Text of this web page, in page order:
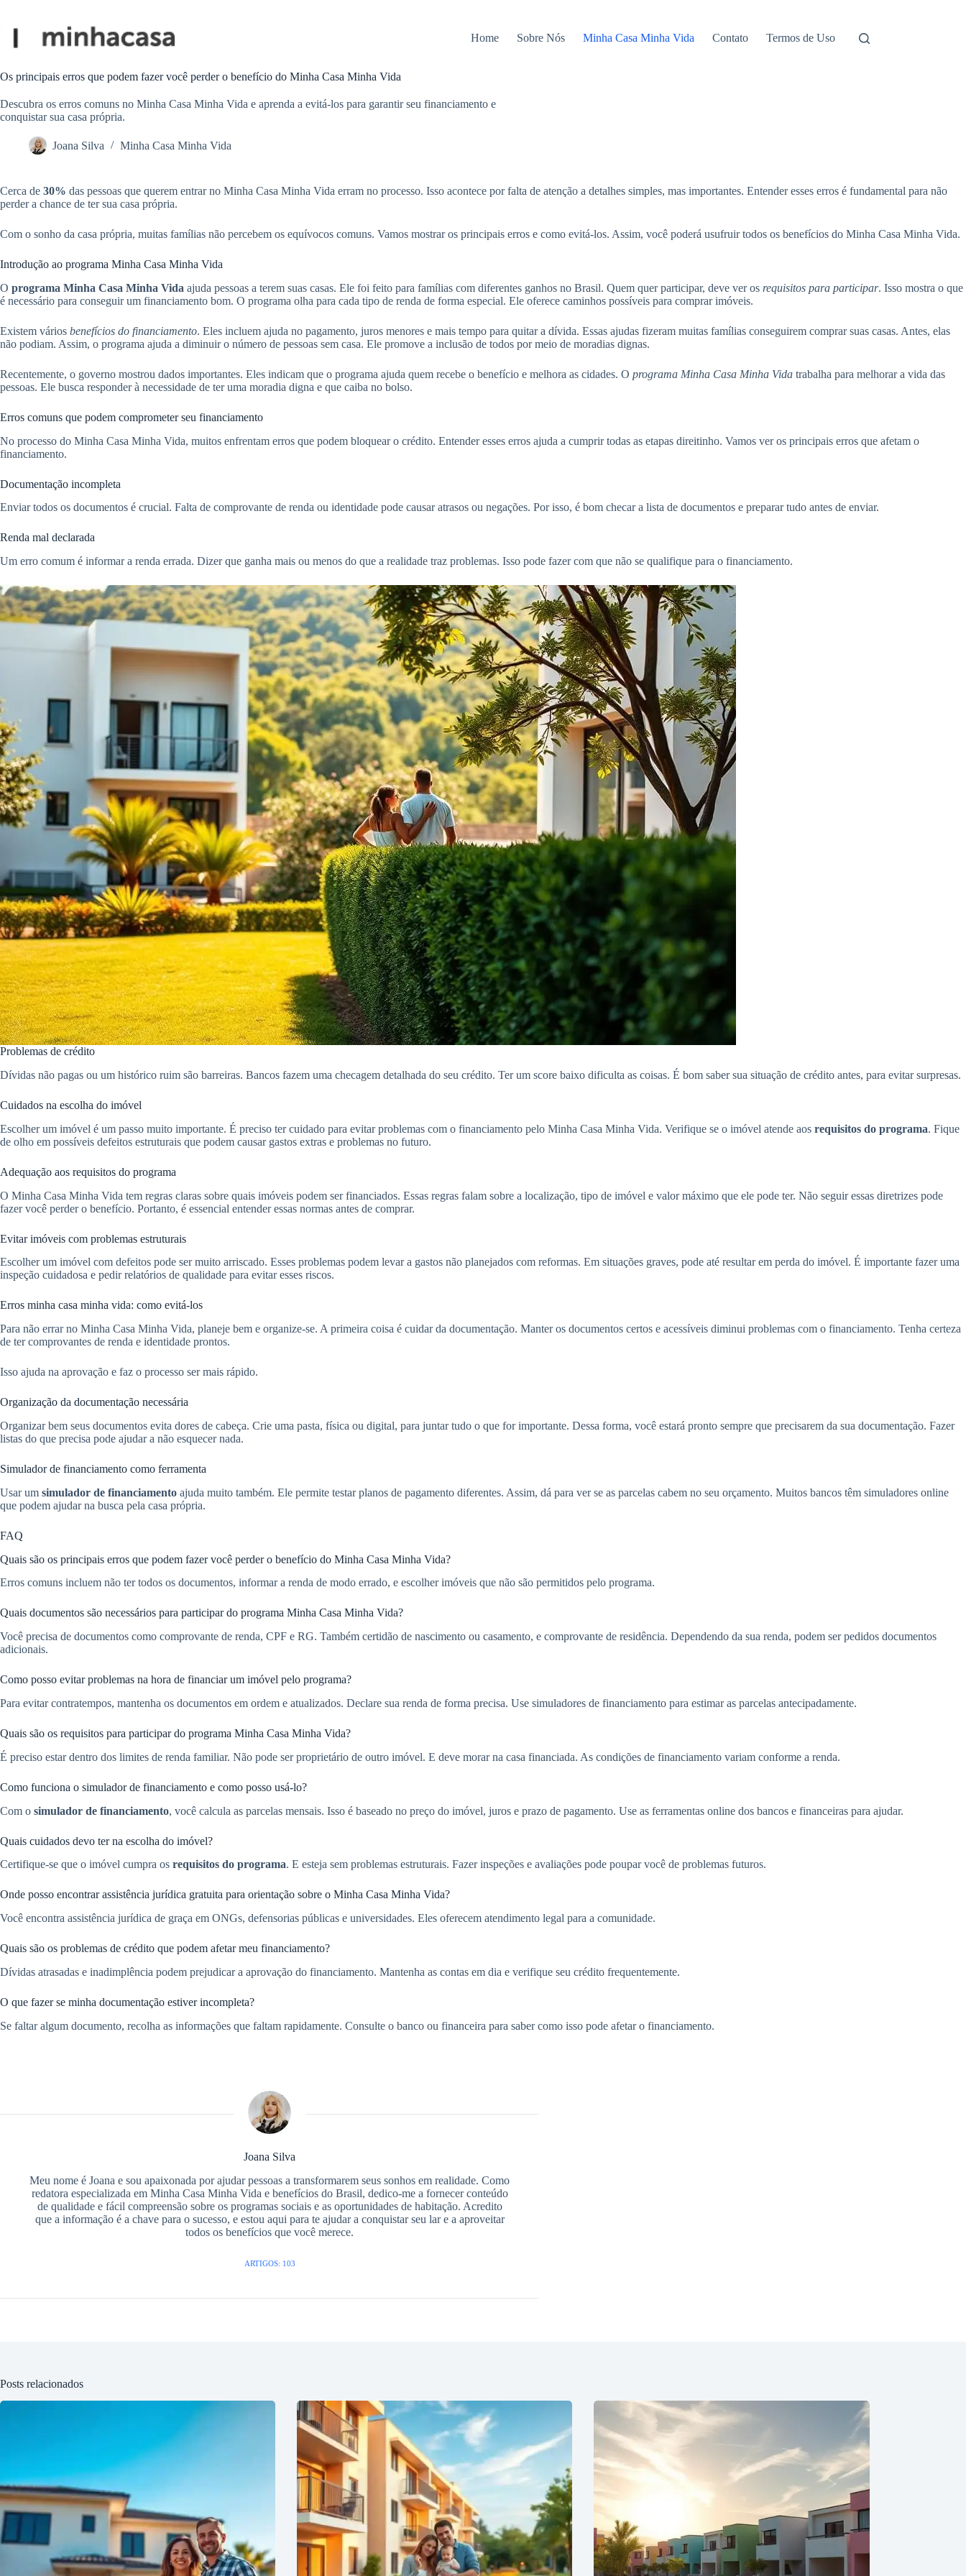
conteúdo
Home Sobre Nós Minha Casa Minha Vida Contato Termos de Uso
Os principais erros que podem fazer você perder o benefício do Minha Casa Minha Vida
Descubra os erros comuns no Minha Casa Minha Vida e aprenda a evitá-los para garantir seu financiamento e
conquistar sua casa própria.
Joana Silva Minha Casa Minha Vida
Cerca de 30% das pessoas que querem entrar no Minha Casa Minha Vida erram no processo. Isso acontece por falta de atenção a detalhes simples, mas importantes. Entender esses erros é fundamental para não
perder a chance de ter sua casa própria.
Com o sonho da casa própria, muitas famílias não percebem os equívocos comuns. Vamos mostrar os principais erros e como evitá-los. Assim, você poderá usufruir todos os benefícios do Minha Casa Minha Vida.
Introdução ao programa Minha Casa Minha Vida
O programa Minha Casa Minha Vida ajuda pessoas a terem suas casas. Ele foi feito para famílias com diferentes ganhos no Brasil. Quem quer participar, deve ver os requisitos para participar. Isso mostra o que
é necessário para conseguir um financiamento bom. O programa olha para cada tipo de renda de forma especial. Ele oferece caminhos possíveis para comprar imóveis.
Existem vários benefícios do financiamento. Eles incluem ajuda no pagamento, juros menores e mais tempo para quitar a dívida. Essas ajudas fizeram muitas famílias conseguirem comprar suas casas. Antes, elas
não podiam. Assim, o programa ajuda a diminuir o número de pessoas sem casa. Ele promove a inclusão de todos por meio de moradias dignas.
Recentemente, o governo mostrou dados importantes. Eles indicam que o programa ajuda quem recebe o benefício e melhora as cidades. O programa Minha Casa Minha Vida trabalha para melhorar a vida das
pessoas. Ele busca responder à necessidade de ter uma moradia digna e que caiba no bolso.
Erros comuns que podem comprometer seu financiamento
No processo do Minha Casa Minha Vida, muitos enfrentam erros que podem bloquear o crédito. Entender esses erros ajuda a cumprir todas as etapas direitinho. Vamos ver os principais erros que afetam o
financiamento.
Documentação incompleta
Enviar todos os documentos é crucial. Falta de comprovante de renda ou identidade pode causar atrasos ou negações. Por isso, é bom checar a lista de documentos e preparar tudo antes de enviar.
Renda mal declarada
Um erro comum é informar a renda errada. Dizer que ganha mais ou menos do que a realidade traz problemas. Isso pode fazer com que não se qualifique para o financiamento.
Problemas de crédito
Dívidas não pagas ou um histórico ruim são barreiras. Bancos fazem uma checagem detalhada do seu crédito. Ter um score baixo dificulta as coisas. É bom saber sua situação de crédito antes, para evitar surpresas.
Cuidados na escolha do imóvel
Escolher um imóvel é um passo muito importante. É preciso ter cuidado para evitar problemas com o financiamento pelo Minha Casa Minha Vida. Verifique se o imóvel atende aos requisitos do programa. Fique
de olho em possíveis defeitos estruturais que podem causar gastos extras e problemas no futuro.
Adequação aos requisitos do programa
O Minha Casa Minha Vida tem regras claras sobre quais imóveis podem ser financiados. Essas regras falam sobre a localização, tipo de imóvel e valor máximo que ele pode ter. Não seguir essas diretrizes pode
fazer você perder o benefício. Portanto, é essencial entender essas normas antes de comprar.
Evitar imóveis com problemas estruturais
Escolher um imóvel com defeitos pode ser muito arriscado. Esses problemas podem levar a gastos não planejados com reformas. Em situações graves, pode até resultar em perda do imóvel. É importante fazer uma
inspeção cuidadosa e pedir relatórios de qualidade para evitar esses riscos.
Erros minha casa minha vida: como evitá-los
Para não errar no Minha Casa Minha Vida, planeje bem e organize-se. A primeira coisa é cuidar da documentação. Manter os documentos certos e acessíveis diminui problemas com o financiamento. Tenha certeza
de ter comprovantes de renda e identidade prontos.
Isso ajuda na aprovação e faz o processo ser mais rápido.
Organização da documentação necessária
Organizar bem seus documentos evita dores de cabeça. Crie uma pasta, física ou digital, para juntar tudo o que for importante. Dessa forma, você estará pronto sempre que precisarem da sua documentação. Fazer
listas do que precisa pode ajudar a não esquecer nada.
Simulador de financiamento como ferramenta
Usar um simulador de financiamento ajuda muito também. Ele permite testar planos de pagamento diferentes. Assim, dá para ver se as parcelas cabem no seu orçamento. Muitos bancos têm simuladores online
que podem ajudar na busca pela casa própria.
FAQ
Quais são os principais erros que podem fazer você perder o benefício do Minha Casa Minha Vida?
Erros comuns incluem não ter todos os documentos, informar a renda de modo errado, e escolher imóveis que não são permitidos pelo programa.
Quais documentos são necessários para participar do programa Minha Casa Minha Vida?
Você precisa de documentos como comprovante de renda, CPF e RG. Também certidão de nascimento ou casamento, e comprovante de residência. Dependendo da sua renda, podem ser pedidos documentos
adicionais.
Como posso evitar problemas na hora de financiar um imóvel pelo programa?
Para evitar contratempos, mantenha os documentos em ordem e atualizados. Declare sua renda de forma precisa. Use simuladores de financiamento para estimar as parcelas antecipadamente.
Quais são os requisitos para participar do programa Minha Casa Minha Vida?
É preciso estar dentro dos limites de renda familiar. Não pode ser proprietário de outro imóvel. E deve morar na casa financiada. As condições de financiamento variam conforme a renda.
Como funciona o simulador de financiamento e como posso usá-lo?
Com o simulador de financiamento, você calcula as parcelas mensais. Isso é baseado no preço do imóvel, juros e prazo de pagamento. Use as ferramentas online dos bancos e financeiras para ajudar.
Quais cuidados devo ter na escolha do imóvel?
Certifique-se que o imóvel cumpra os requisitos do programa. E esteja sem problemas estruturais. Fazer inspeções e avaliações pode poupar você de problemas futuros.
Onde posso encontrar assistência jurídica gratuita para orientação sobre o Minha Casa Minha Vida?
Você encontra assistência jurídica de graça em ONGs, defensorias públicas e universidades. Eles oferecem atendimento legal para a comunidade.
Quais são os problemas de crédito que podem afetar meu financiamento?
Dívidas atrasadas e inadimplência podem prejudicar a aprovação do financiamento. Mantenha as contas em dia e verifique seu crédito frequentemente.
O que fazer se minha documentação estiver incompleta?
Se faltar algum documento, recolha as informações que faltam rapidamente. Consulte o banco ou financeira para saber como isso pode afetar o financiamento.
Joana Silva
Meu nome é Joana e sou apaixonada por ajudar pessoas a transformarem seus sonhos em realidade. Como
redatora especializada em Minha Casa Minha Vida e benefícios do Brasil, dedico-me a fornecer conteúdo
de qualidade e fácil compreensão sobre os programas sociais e as oportunidades de habitação. Acredito
que a informação é a chave para o sucesso, e estou aqui para te ajudar a conquistar seu lar e a aproveitar
todos os benefícios que você merece.
ARTIGOS: 103
Posts relacionados